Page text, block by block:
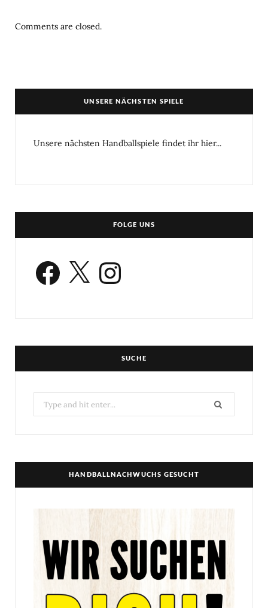
Comments are closed.
UNSERE NÄCHSTEN SPIELE
Unsere nächsten Handballspiele findet ihr hier...
FOLGE UNS
Facebook Instagram
SUCHE
Search
for:
HANDBALLNACHWUCHS GESUCHT